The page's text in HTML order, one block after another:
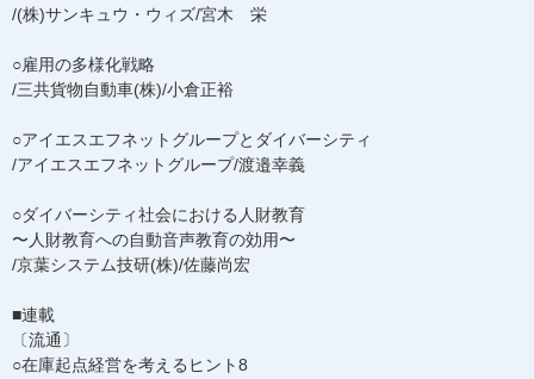
/(株)サンキュウ・ウィズ/宮木 栄
○雇用の多様化戦略
/三共貨物自動車(株)/小倉正裕
○アイエスエフネットグループとダイバーシティ
/アイエスエフネットグループ/渡邉幸義
○ダイバーシティ社会における人財教育
〜人財教育への自動音声教育の効用〜
/京葉システム技研(株)/佐藤尚宏
■連載
〔流通〕
○在庫起点経営を考えるヒント8